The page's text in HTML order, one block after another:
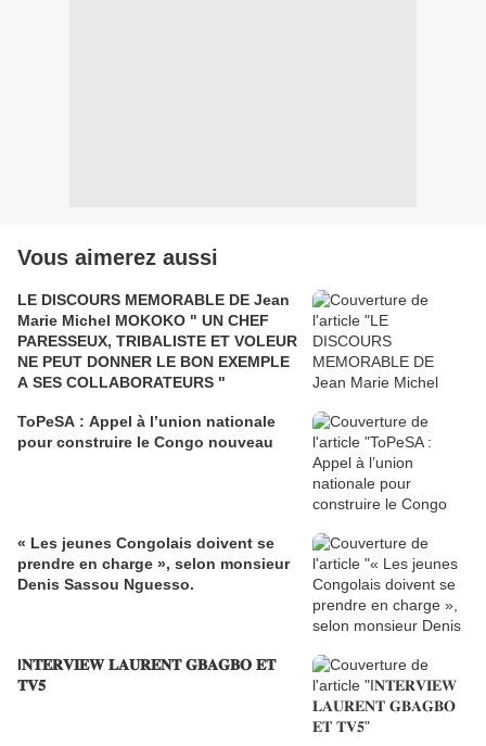
Vous aimerez aussi
LE DISCOURS MEMORABLE DE Jean
Marie Michel MOKOKO " UN CHEF
PARESSEUX, TRIBALISTE ET VOLEUR
NE PEUT DONNER LE BON EXEMPLE
A SES COLLABORATEURS "
ToPeSA : Appel à l’union nationale
pour construire le Congo nouveau
« Les jeunes Congolais doivent se
prendre en charge », selon monsieur
Denis Sassou Nguesso.
I𝐍𝐓𝐄𝐑𝐕𝐈𝐄𝐖 𝐋𝐀𝐔𝐑𝐄𝐍𝐓 𝐆𝐁𝐀𝐆𝐁𝐎 𝐄𝐓
𝐓𝐕𝟓